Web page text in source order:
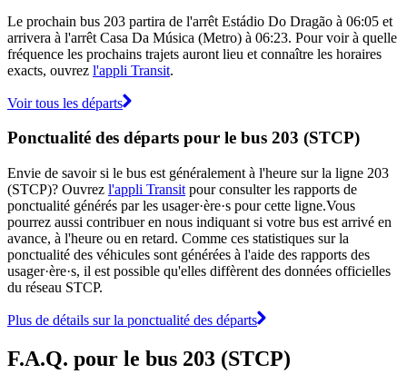
Le prochain bus 203 partira de l'arrêt Estádio Do Dragão à 06:05 et
arrivera à l'arrêt Casa Da Música (Metro) à 06:23. Pour voir à quelle
fréquence les prochains trajets auront lieu et connaître les horaires
exacts, ouvrez l'appli Transit.
Voir tous les départs
Ponctualité des départs pour le bus 203 (STCP)
Envie de savoir si le bus est généralement à l'heure sur la ligne 203
(STCP)? Ouvrez l'appli Transit pour consulter les rapports de
ponctualité générés par les usager·ère·s pour cette ligne.Vous
pourrez aussi contribuer en nous indiquant si votre bus est arrivé en
avance, à l'heure ou en retard. Comme ces statistiques sur la
ponctualité des véhicules sont générées à l'aide des rapports des
usager·ère·s, il est possible qu'elles diffèrent des données officielles
du réseau STCP.
Plus de détails sur la ponctualité des départs
F.A.Q. pour le bus 203 (STCP)